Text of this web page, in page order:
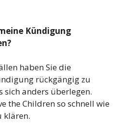
Kündigung
haben Sie die
rückgängig zu
sich anders überlegen.
the Children so schnell wie
klären.